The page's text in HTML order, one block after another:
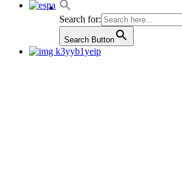
Search for:
Search Button